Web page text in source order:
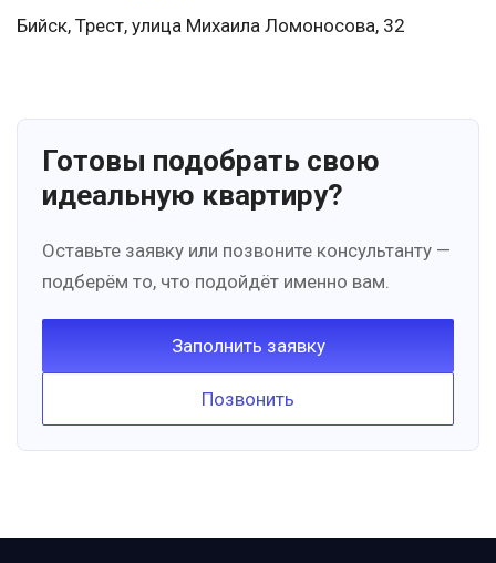
Бийск, Трест, улица Михаила Ломоносова, 32
Готовы подобрать свою
идеальную квартиру?
Оставьте заявку или позвоните консультанту —
подберём то, что подойдёт именно вам.
Заполнить заявку
Позвонить